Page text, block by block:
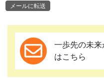
メールに転送
一歩先の未
はこちら